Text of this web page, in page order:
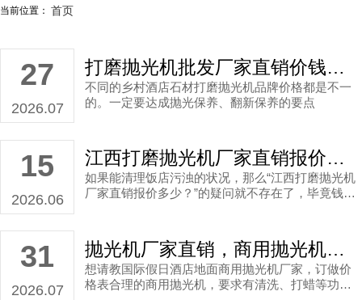
当前位置： 首页
27
2026.07
打磨抛光机批发厂家直销价钱多少？
不同的乡村酒店石材打磨抛光机品牌价格都是不一
的。一定要达成抛光保养、翻新保养的要点
15
2026.06
江西打磨抛光机厂家直销报价多少？
如果能清理饭店污浊的状况，那么“江西打磨抛光机
厂家直销报价多少？”的疑问就不存在了，毕竟钱花
31
2026.07
抛光机厂家直销，商用抛光机厂家直销案例
想请教国际假日酒店地面商用抛光机厂家，订做价
格表合理的商用抛光机，要求有清洗、打蜡等功